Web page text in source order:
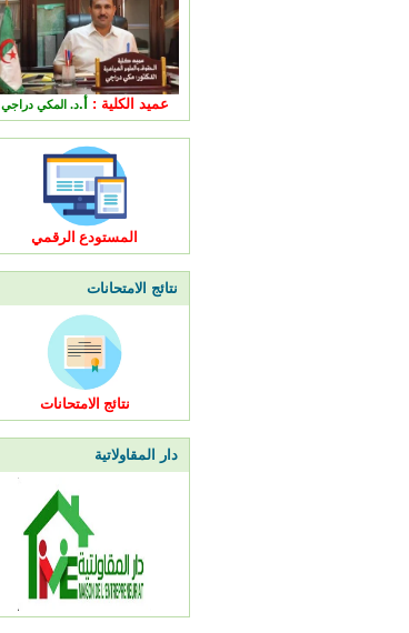
عميد الكلية : أ.د. المكي دراجي
المستودع الرقمي
نتائج الامتحانات
نتائج الامتحانات
دار المقاولاتية